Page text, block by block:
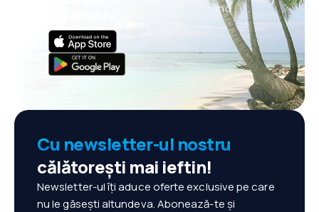
Totul la un click distanță, oricând
Cu newsletter-ul nostru
călătorești mai ieftin!
Newsletter-ul îți aduce oferte exclusive pe care
nu le găsești altundeva. Abonează-te și